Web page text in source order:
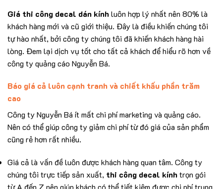
Giá thi công decal dán kínhluôn hợp lý nhất nên 80% là
khách hàng mới và cũ giới thiệu. Đây là điều khiến chúng tôi
tự hào nhất, bởi công ty chúng tôi đã khiến khách hàng hài
lòng. Đem lại dịch vụ tốt cho tất cả khách để hiểu rõ hơn về
công ty quảng cáo Nguyễn Bá.
Báo giá cả luôn cạnh tranh và chiết khấu phần trăm
cao
Công ty Nguyễn Bá ít mất chi phí marketing và quảng cáo.
Nên có thể giúp công ty giảm chi phí từ đó giá của sản phẩm
cũng rẻ hơn rất nhiều.
Giá cả là vấn đề luôn được khách hàng quan tâm. Công ty
chúng tôi trực tiếp sản xuất, thi công decal kínhtrọn gói
từ A đến Z nên giúp khách có thể tiết kiệm được chi phí trung